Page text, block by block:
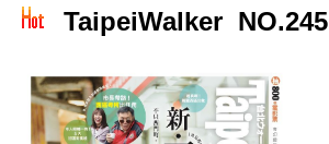
TaipeiWalker NO.245